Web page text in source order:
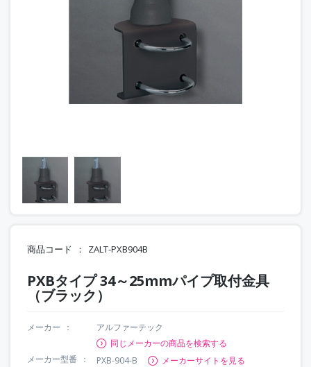
商品コード ZALT-PXB904B
PXBタイプ 34～25mmパイプ取付金具
（ブラック）
メーカー
アルファーテック
同じメーカーの商品を検索する
メーカー型番
PXB-904-B メーカーサイトを見る